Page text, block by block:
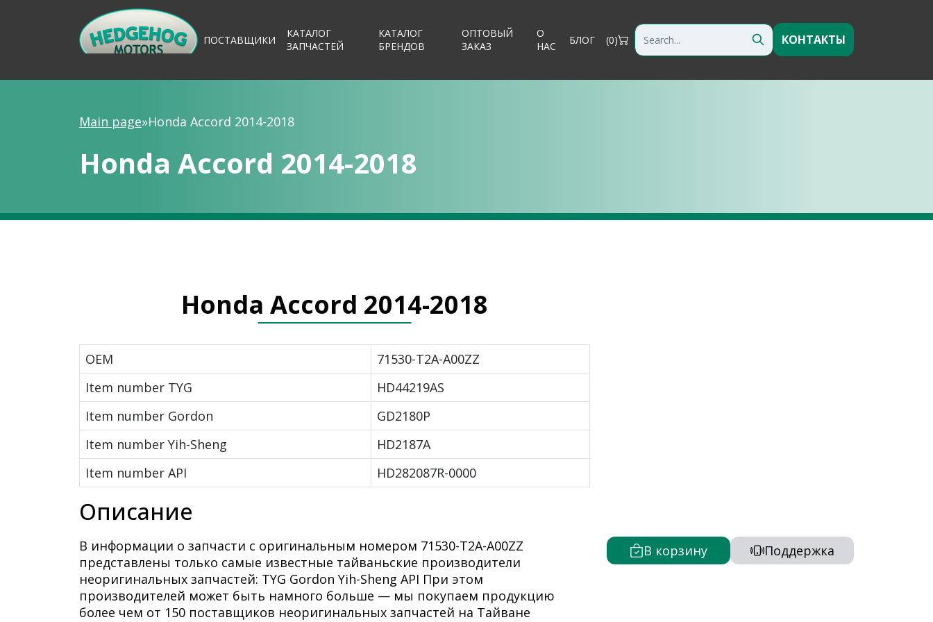
ПОСТАВЩИКИ
КАТАЛОГ
ЗАПЧАСТЕЙ
КАТАЛОГ
БРЕНДОВ
ОПТОВЫЙ
ЗАКАЗ
О
НАС
БЛОГ (0) КОНТАКТЫ
Main page»Honda Accord 2014-2018
Honda Accord 2014-2018
В корзину Поддержка
Honda Accord 2014-2018
OEM
71530-T2A-A00ZZ
Item number TYG
HD44219AS
Item number Gordon
GD2180P
Item number Yih-Sheng
HD2187A
Item number API
HD282087R-0000
Описание
В информации о запчасти с оригинальным номером 71530-T2A-A00ZZ
представлены только самые известные тайваньские производители
неоригинальных запчастей: TYG Gordon Yih-Sheng API При этом
производителей может быть намного больше — мы покупаем продукцию
более чем от 150 поставщиков неоригинальных запчастей на Тайване